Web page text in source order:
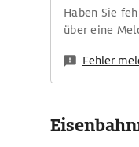
Haben Sie
über eine
Fehler